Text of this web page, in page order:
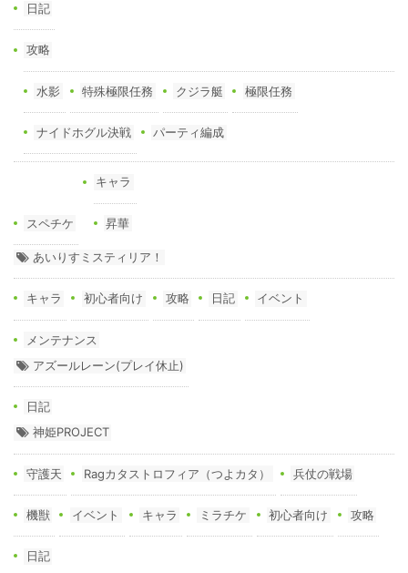
日記
攻略
水影 特殊極限任務 クジラ艇 極限任務
ナイドホグル決戦 パーティ編成
スペチケ
キャラ
昇華
あいりすミスティリア！
キャラ 初心者向け 攻略 日記 イベント
メンテナンス
アズールレーン(プレイ休止)
日記
神姫PROJECT
守護天 Ragカタストロフィア（つよカタ） 兵仗の戦場
機獣 イベント キャラ ミラチケ 初心者向け 攻略
日記